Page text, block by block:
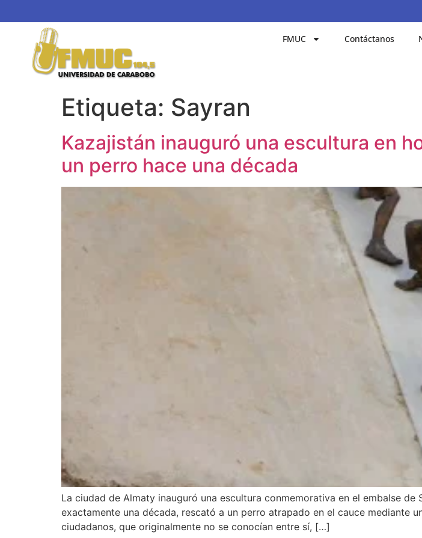
FMUC Contáctanos
Etiqueta: Sayran
Kazajistán inauguró una escultura en
un perro hace una década
La ciudad de Almaty inauguró una escultura conmemorativa en el embalse
exactamente una década, rescató a un perro atrapado en el cauce mediante
ciudadanos, que originalmente no se conocían entre sí, […]